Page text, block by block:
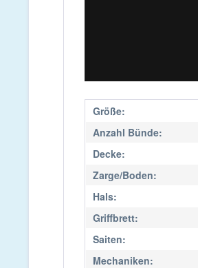
Größe:
Anzahl Bünde:
Decke:
Zarge/Boden:
Hals:
Griffbrett:
Saiten:
Mechaniken: